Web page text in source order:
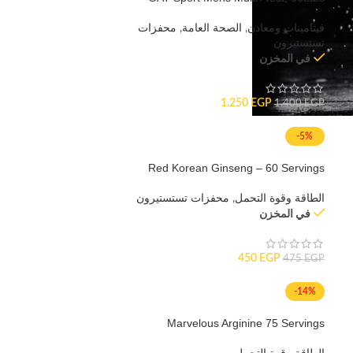
فيتامينات ومعادن, الصحة العامة, محفزات
تستستيرون
في المخزن
1.400EGP
1.250 EGP
-5%
Red Korean Ginseng – 60 Servings
الطاقة وقوة التحمل, محفزات تستستيرون
في المخزن
475EGP
450 EGP
-14%
Marvelous Arginine 75 Servings